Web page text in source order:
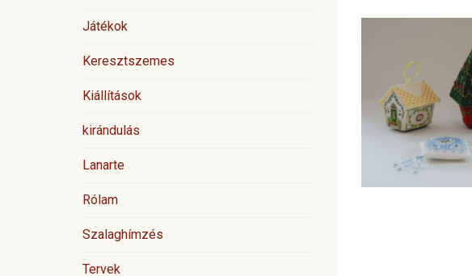
Játékok
Keresztszemes
Kiállítások
kirándulás
Lanarte
Rólam
Szalaghímzés
Tervek